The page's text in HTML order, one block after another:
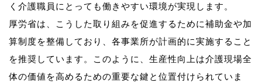
く介護職員にとっても働きやすい環境が実現します。
厚労省は、こうした取り組みを促進するために補助金や加
算制度を整備しており、各事業所が計画的に実施すること
を推奨しています。このように、生産性向上は介護現場全
体の価値を高めるための重要な鍵と位置付けられていま